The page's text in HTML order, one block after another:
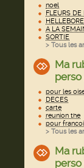
noel
FLEURS DE
HELLEBORE
A LA
SORTIE
> Tous les
Ma
perso
pour les
DECES
carte
reunion the
pour
> Tous les
Ma
perso